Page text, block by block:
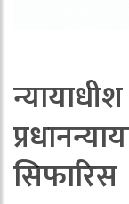
सिफारिस